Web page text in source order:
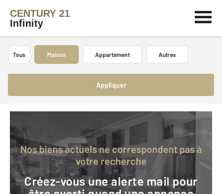
CENTURY 21
Infinity
Tous Maison Appartement Autres
Appliquer
Nos biens actuels ne correspondent pas à
votre recherche
Créez-vous une alerte mail pour